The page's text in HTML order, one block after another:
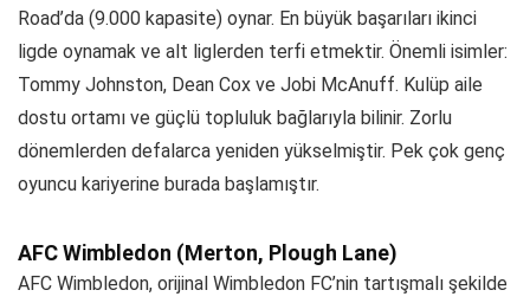
Road’da (9.000 kapasite) oynar. En büyük başarıları ikinci
ligde oynamak ve alt liglerden terfi etmektir. Önemli isimler:
Tommy Johnston, Dean Cox ve Jobi McAnuff. Kulüp aile
dostu ortamı ve güçlü topluluk bağlarıyla bilinir. Zorlu
dönemlerden defalarca yeniden yükselmiştir. Pek çok genç
oyuncu kariyerine burada başlamıştır.
AFC Wimbledon (Merton, Plough Lane)
AFC Wimbledon, orijinal Wimbledon FC’nin tartışmalı şekilde